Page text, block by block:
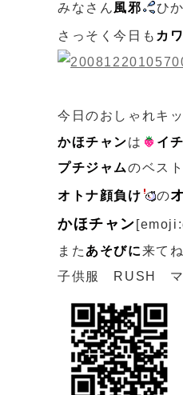
みなさん風邪 ひ
さっそく今日も カ
今日のおしゃれキ
かほチャンは イ
プチジャムのベス
オトナ顔負け の
かほチャン
また あそびに来て
子供服 RUSH マ